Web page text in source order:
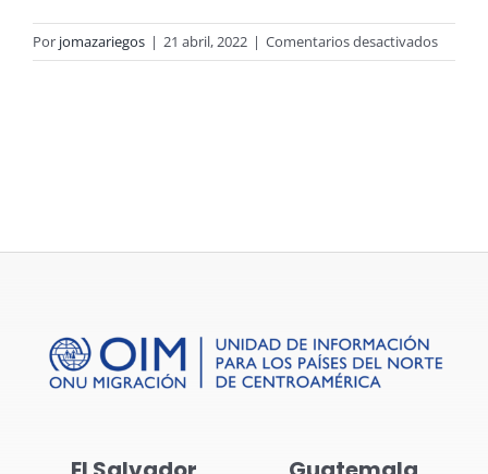
Por jomazariegos | 21 abril, 2022 | Comentarios desactivadosen